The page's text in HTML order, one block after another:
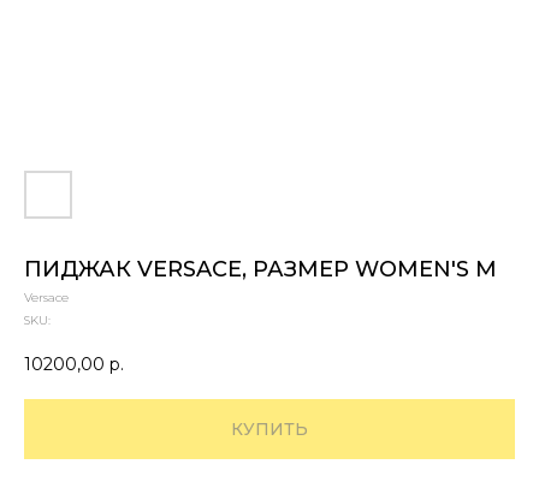
ПИДЖАК VERSACE, РАЗМЕР WOMEN'S M
Versace
SKU:
10200,00 р.
КУПИТЬ